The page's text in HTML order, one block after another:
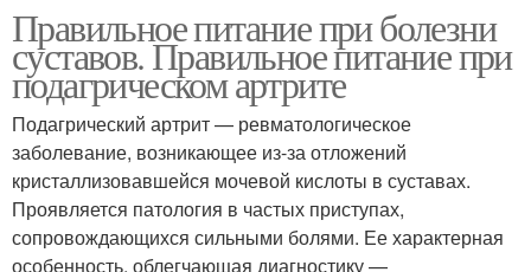
Правильное питание при болезни
суставов. Правильное питание при
подагрическом артрите
Подагрический артрит — ревматологическое
заболевание, возникающее из-за отложений
кристаллизовавшейся мочевой кислоты в суставах.
Проявляется патология в частых приступах,
сопровождающихся сильными болями. Ее характерная
особенность, облегчающая диагностику —